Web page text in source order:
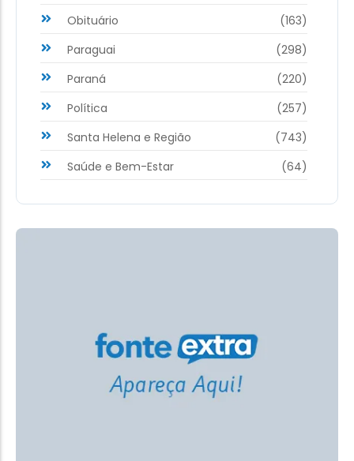
Obituário
(163)
Paraguai
(298)
Paraná
(220)
Política
(257)
Santa Helena e Região
(743)
Saúde e Bem-Estar
(64)